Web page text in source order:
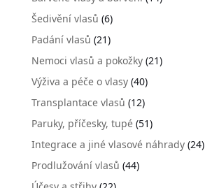
Šedivění vlasů (6)
Padání vlasů (21)
Nemoci vlasů a pokožky(21)
Výživa a péče o vlasy(40)
Transplantace vlasů (12)
Paruky, příčesky, tupé(51)
Integrace a jiné vlasové náhrady(24)
Prodlužování vlasů (44)